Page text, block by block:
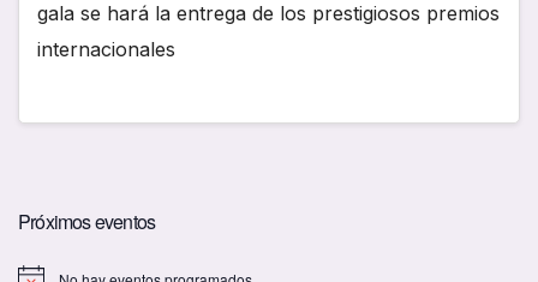
gala se hará la entrega de los prestigiosos premios
internacionales
Próximos eventos